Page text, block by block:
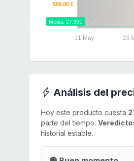
500.00 €
11 May 25
Media: 27.99€
Análisis del
Hoy este producto cuesta
parte del tiempo. Veredicto:
historial estable.